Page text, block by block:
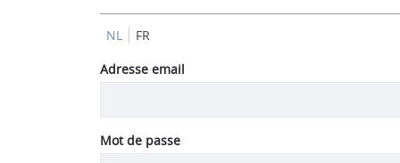
NL FR
Authentification
Adresse email
Mot de passe